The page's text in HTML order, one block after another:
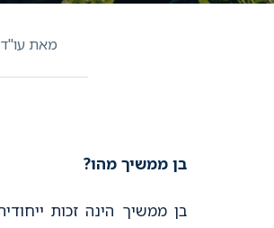
מאת
בן ממשיך מהו?
בן ממשיך הינה זכות